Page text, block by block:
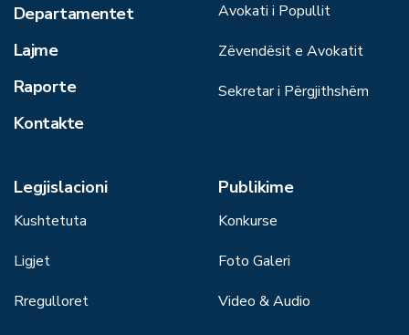
Departamentet
Lajme
Raporte
Kontakte
Avokati i Popullit
Zëvendësit e Avokatit
Sekretar i Përgjithshëm
Legjislacioni
Kushtetuta
Ligjet
Rregulloret
Publikime
Konkurse
Foto Galeri
Video & Audio